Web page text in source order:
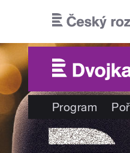
Program